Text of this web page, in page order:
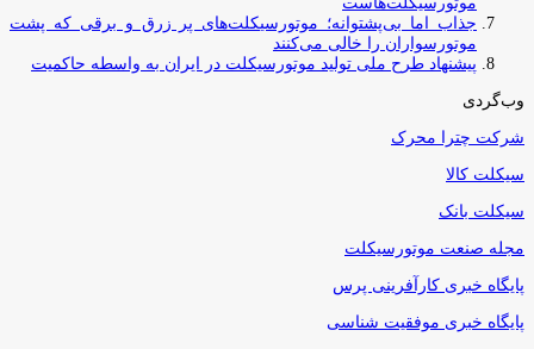
جذاب اما بی‌پشتوانه؛ موتورسیکلت‌های پر زرق‌ و برقی که پشت
موتورسواران را خالی می‌کنند
پیشنهاد طرح ملی تولید موتورسیکلت در ایران به واسطه حاکمیت
وب‌گردی
شرکت چترا محرک
سیکلت کالا
سیکلت بانک
مجله صنعت موتورسیکلت
پایگاه خبری کارآفرینی پرس
پایگاه خبری موفقیت شناسی